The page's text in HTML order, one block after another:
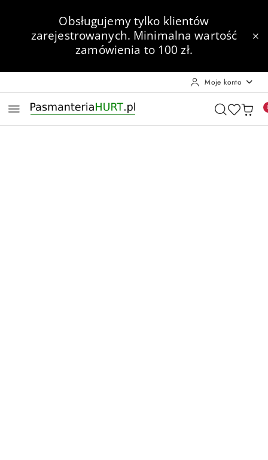
Przejdź do treści głównej
Przejdź do wyszukiwarki
Przejdź do moje konto
Przejdź do menu głównego
Przejdź do opisu produktu
Przejdź do stopki
Obsługujemy tylko klientów
zarejestrowanych. Minimalna wartość
zamówienia to 100 zł.
Moje konto